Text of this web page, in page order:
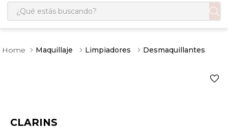
¿Qué estás buscando?
Maquillaje Limpiadores Desmaquillantes
CLARINS